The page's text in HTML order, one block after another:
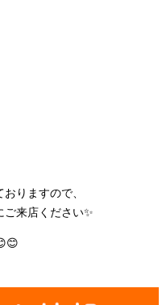
おりますので、
来店ください✨